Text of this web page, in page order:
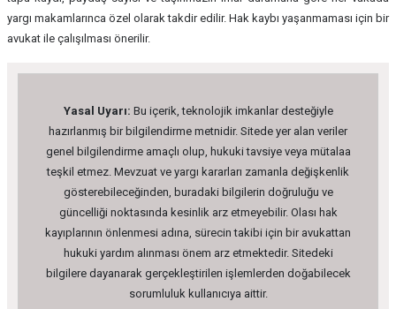
yargı makamlarınca özel olarak takdir edilir. Hak kaybı yaşanmaması için bir
avukat ile çalışılması önerilir.
Yasal Uyarı: Bu içerik, teknolojik imkanlar desteğiyle
hazırlanmış bir bilgilendirme metnidir. Sitede yer alan veriler
genel bilgilendirme amaçlı olup, hukuki tavsiye veya mütalaa
teşkil etmez. Mevzuat ve yargı kararları zamanla değişkenlik
gösterebileceğinden, buradaki bilgilerin doğruluğu ve
güncelliği noktasında kesinlik arz etmeyebilir. Olası hak
kayıplarının önlenmesi adına, sürecin takibi için bir avukattan
hukuki yardım alınması önem arz etmektedir. Sitedeki
bilgilere dayanarak gerçekleştirilen işlemlerden doğabilecek
sorumluluk kullanıcıya aittir.